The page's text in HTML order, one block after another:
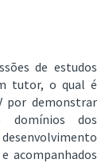
de estudos
tutor, o qual é
por demonstrar
domínios dos
acompanhados